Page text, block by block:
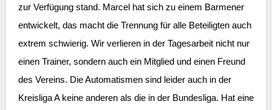
zur Verfügung stand. Marcel hat sich zu einem Barmener
entwickelt, das macht die Trennung für alle Beteiligten auch
extrem schwierig. Wir verlieren in der Tagesarbeit nicht nur
einen Trainer, sondern auch ein Mitglied und einen Freund
des Vereins. Die Automatismen sind leider auch in der
Kreisliga A keine anderen als die in der Bundesliga. Hat eine